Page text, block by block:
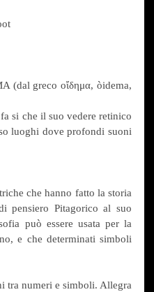
(dal greco οἴδημα, òidema,
si che il suo vedere retinico
luoghi dove profondi suoni
pensiero Pitagorico al suo
può essere usata per la
e che determinati simboli
tra numeri e simboli. Allegra